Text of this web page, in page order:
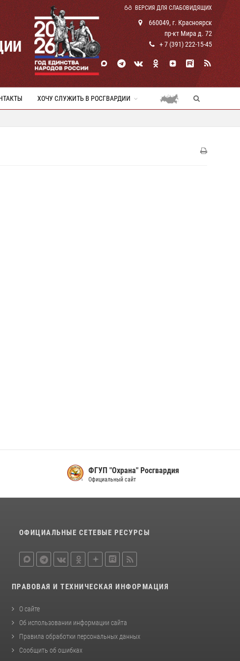
ВЕРСИЯ ДЛЯ СЛАБОВИДЯЩИХ
660049, г. Красноярск
пр-кт Мира д. 72
+ 7 (391) 222-15-45
ХОЧУ СЛУЖИТЬ В РОСГВАРДИИ
ФГУП "Охрана" Росгвардия
Официальный сайт
ОФИЦИАЛЬНЫЕ СЕТЕВЫЕ РЕСУРСЫ
ПРАВОВАЯ И ТЕХНИЧЕСКАЯ ИНФОРМАЦИЯ
О сайте
Об использовании информации сайта
Правила обработки персональных данных
Сообщить об ошибках